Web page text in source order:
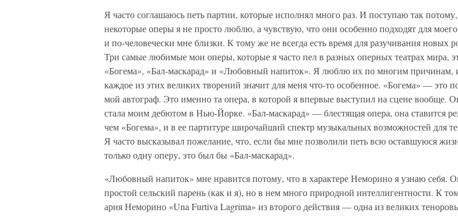
Я часто соглашаюсь петь партии, которые исполнял много раз. И поступаю так
некоторые оперы я не просто люблю, а чувствую, что они особенно подходят для моего
и по-человечески мне близки. К тому же не всегда есть время для разучивания новых
Три самые любимые мои оперы, которые я часто пел в разных оперных театрах мира,
«Богема», «Бал-маскарад» и «Любовный напиток». Я люблю их по многим причинам,
каждое из этих великих творений значит для меня что-то особенное. «Богема» — это
мой автограф. Это именно та опера, в которой я впервые выступил на сцене вообще.
стала моим дебютом в Нью-Йорке. «Бал-маскарад» — блестящая опера, она ставится
чем «Богема», и в ее партитуре широчайший спектр музыкальных возможностей для
Я часто высказывал пожелание, что, если бы мне позволили петь всю оставшуюся
только одну оперу, это был бы «Бал-маскарад».
«Любовный напиток» мне нравится потому, что в характере Неморино я узнаю себя.
простой сельский парень (как и я), но в нем много природной интеллигентности. К
ария Неморино «Una Furtiva Lagrima» из второго действия — одна из великих